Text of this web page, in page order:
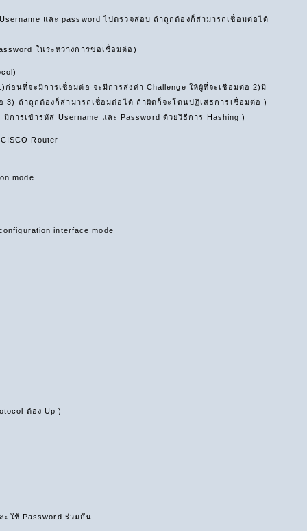
และ password ไปตรวจสอบ ถ้าถูกต้องก็สามารถเชื่อมต่อได้
ในระหว่างการขอเชื่อมต่อ)
อนที่จะมีการเชื่อมต่อ จะมีการส่งค่า Challenge ให้ผู้ที่จะเชื่อมต่อ 2)มี
3) ถ้าถูกต้องก็สามารถเชื่อมต่อได้ ถ้าผิดก็จะโดนปฏิเสธการเชื่อมต่อ )
ารเข้ารหัส Username และ Password ด้วยวิธีการ Hashing )
Router
mode
interface mode
ต้อง Up )
ะใช้ Password ร่วมกัน